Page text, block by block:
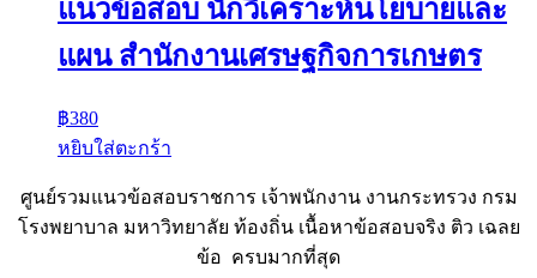
แนวข้อสอบ นักวิเคราะห์นโยบายและ
แผน สำนักงานเศรษฐกิจการเกษตร
฿380
หยิบใส่ตะกร้า
ศูนย์รวมแนวข้อสอบราชการ เจ้าพนักงาน งานกระทรวง กรม
โรงพยาบาล มหาวิทยาลัย ท้องถิ่น เนื้อหาข้อสอบจริง ติว เฉลย
ข้อ ครบมากที่สุด